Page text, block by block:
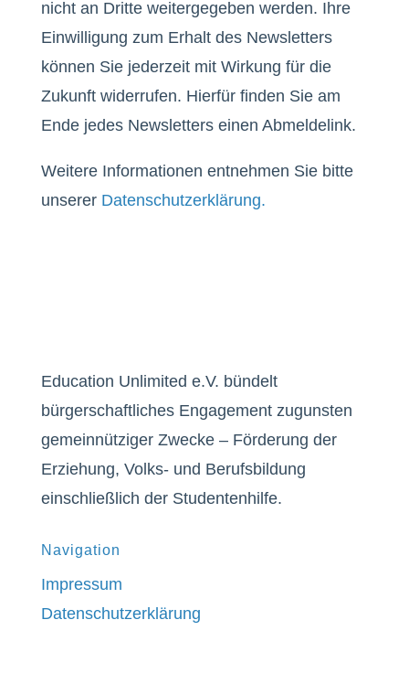
nicht an Dritte weitergegeben werden. Ihre
Einwilligung zum Erhalt des Newsletters
können Sie jederzeit mit Wirkung für die
Zukunft widerrufen. Hierfür finden Sie am
Ende jedes Newsletters einen Abmeldelink.
Weitere Informationen entnehmen Sie bitte
unserer Datenschutzerklärung.
Education Unlimited e.V. bündelt
bürgerschaftliches Engagement zugunsten
gemeinnütziger Zwecke – Förderung der
Erziehung, Volks- und Berufsbildung
einschließlich der Studentenhilfe.
Navigation
Impressum
Datenschutzerklärung